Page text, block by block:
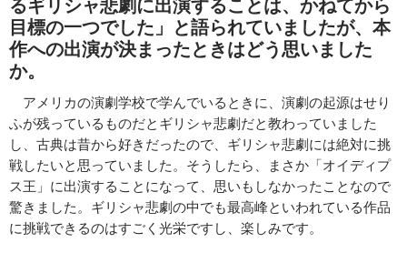
目標の一つでした」と語られていましたが、本
作への出演が決まったときはどう思いました
か。
アメリカの演劇学校で学んでいるときに、演劇の起源はせり
ふが残っているものだとギリシャ悲劇だと教わっていました
し、古典は昔から好きだったので、ギリシャ悲劇には絶対に挑
戦したいと思っていました。そうしたら、まさか「オイディプ
ス王」に出演することになって、思いもしなかったことなので
驚きました。ギリシャ悲劇の中でも最高峰といわれている作品
に挑戦できるのはすごく光栄ですし、楽しみです。